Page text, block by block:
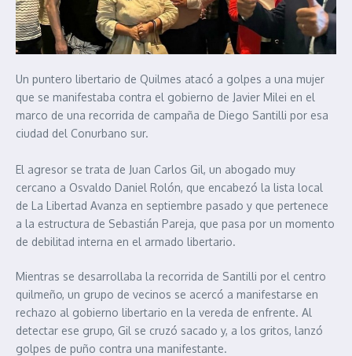
Un puntero libertario de Quilmes atacó a golpes a una mujer
que se manifestaba contra el gobierno de Javier Milei en el
marco de una recorrida de campaña de Diego Santilli por esa
ciudad del Conurbano sur.
El agresor se trata de Juan Carlos Gil, un abogado muy
cercano a Osvaldo Daniel Rolón, que encabezó la lista local
de La Libertad Avanza en septiembre pasado y que pertenece
a la estructura de Sebastián Pareja, que pasa por un momento
de debilitad interna en el armado libertario.
Mientras se desarrollaba la recorrida de Santilli por el centro
quilmeño, un grupo de vecinos se acercó a manifestarse en
rechazo al gobierno libertario en la vereda de enfrente. Al
detectar ese grupo, Gil se cruzó sacado y, a los gritos, lanzó
golpes de puño contra una manifestante.